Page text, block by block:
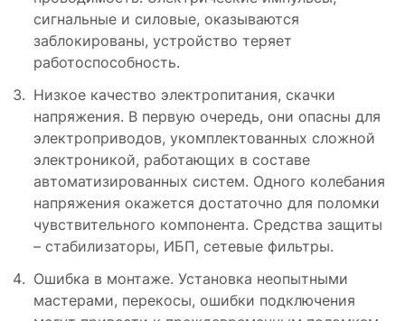
сигнальные и силовые, оказываются
заблокированы, устройство теряет
работоспособность.
Низкое качество электропитания, скачки
напряжения. В первую очередь, они опасны для
электроприводов, укомплектованных сложной
электроникой, работающих в составе
автоматизированных систем. Одного колебания
напряжения окажется достаточно для поломки
чувствительного компонента. Средства защиты
– стабилизаторы, ИБП, сетевые фильтры.
Ошибка в монтаже. Установка неопытными
мастерами, перекосы, ошибки подключения